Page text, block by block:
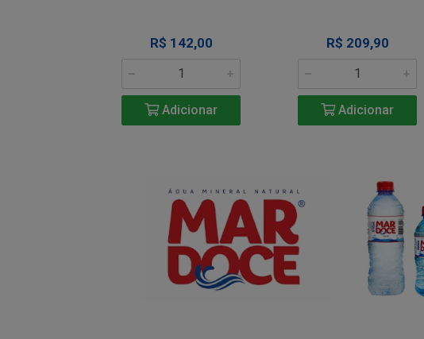
R$ 142,00
Adicionar
R$ 209,90
Adicionar